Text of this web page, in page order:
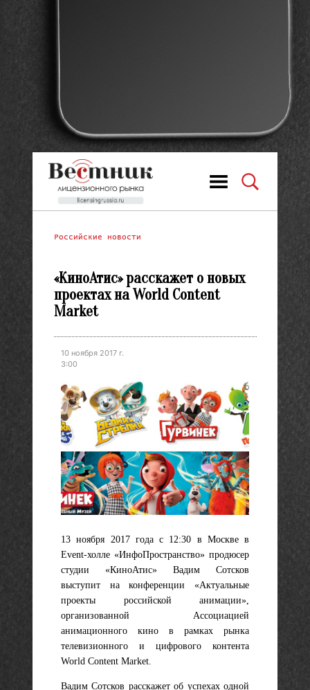
Российские новости
«КиноАтис» расскажет о новых
проектах на World Content
Market
10 ноября 2017 г.
3:00
13 ноября 2017 года с 12:30 в Москве в
Event-холле «ИнфоПространство» продюсер
студии «КиноАтис» Вадим Сотсков
выступит на конференции «Актуальные
проекты российской анимации»,
организованной Ассоциацией
анимационного кино в рамках рынка
телевизионного и цифрового контента
World Content Market.
Вадим Сотсков расскажет об успехах одной